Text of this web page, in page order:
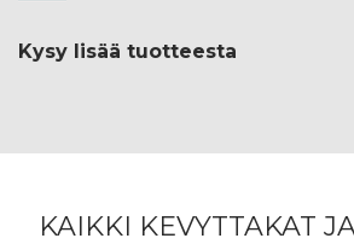
Kysy lisää tuotteesta
KAIKKI KEVYTTAKAT